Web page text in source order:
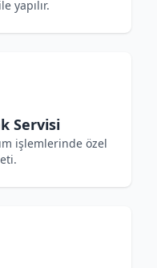
yapılır.
Servisi
işlemlerinde özel